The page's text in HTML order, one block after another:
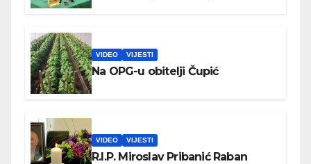
VIDEO VIJESTI
Na OPG-u obitelji Čupić
VIDEO VIJESTI
R.I.P. Miroslav Pribanić Raban